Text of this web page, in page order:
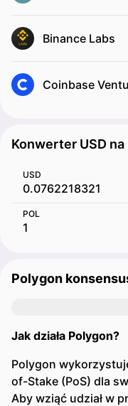
Binance Labs
Coinbase
Konwerter USD na
USD
POL
Polygon
Jak działa Polygon?
Polygon
of-Stake (PoS) dla
Aby wziąć udział w